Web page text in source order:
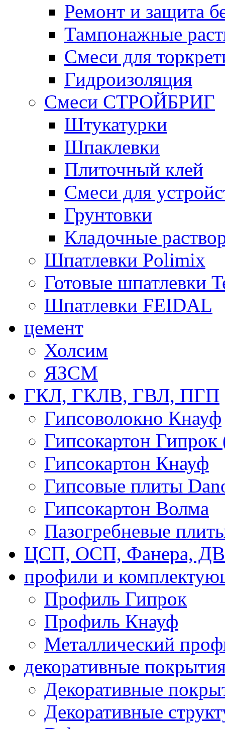
Ремонт и защита
Тампонажные
Смеси для
Гидроизоляция
Смеси СТРОЙБРИГ
Штукатурки
Шпаклевки
Плиточный клей
Смеси для
Грунтовки
Кладочные
Шпатлевки Polimix
Готовые шпатлевки
Шпатлевки FEIDAL
цемент
Холсим
ЯЗCМ
ГКЛ, ГКЛВ, ГВЛ, ПГП
Гипсоволокно Кнауф
Гипсокартон Гипрок
Гипсокартон Кнауф
Гипсовые плиты
Гипсокартон Волма
Пазогребневые
ЦСП, ОСП, Фанера,
профили и
Профиль Гипрок
Профиль Кнауф
Металлический
декоративные
Декоративные
Декоративные